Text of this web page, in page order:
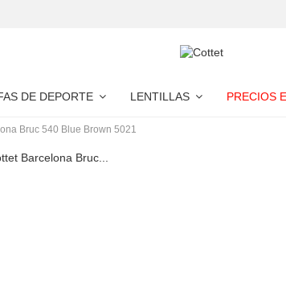
DE DEPORTE LENTILLAS PRECIOS
Bruc 540 Blue Brown 5021